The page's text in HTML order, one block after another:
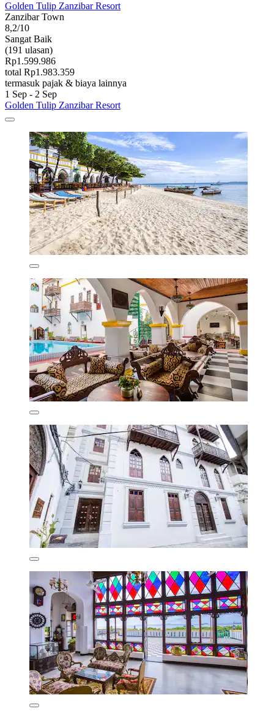
Golden Tulip Zanzibar Resort
Zanzibar Town
8,2/10
Sangat Baik
(191 ulasan)
Rp1.599.986
total Rp1.983.359
termasuk pajak & biaya lainnya
1 Sep - 2 Sep
Golden Tulip Zanzibar Resort